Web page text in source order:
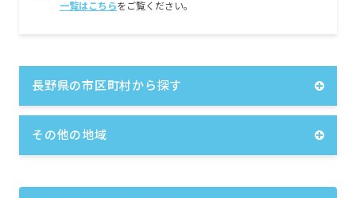
一覧はこちらをご覧ください。
長野県の市区町村から探す
その他の地域